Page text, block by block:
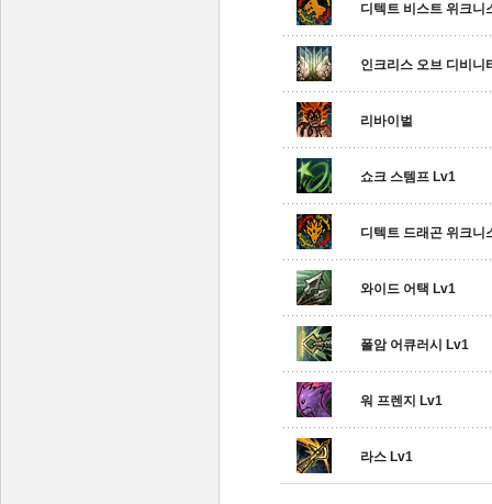
디텍트 비스트 위크니
인크리스 오브 디비니
리바이벌
쇼크 스템프 Lv1
디텍트 드래곤 위크니
와이드 어택 Lv1
폴암 어큐러시 Lv1
워 프렌지 Lv1
라스 Lv1